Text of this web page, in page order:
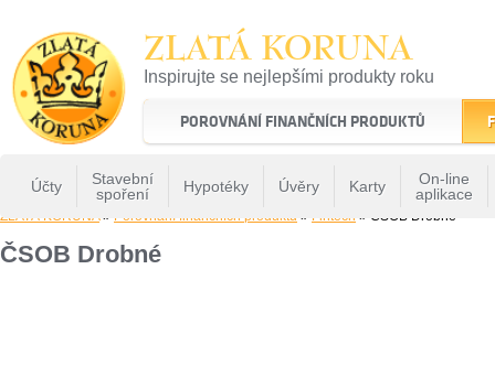
ZLATÁ KORUNA
Inspirujte se nejlepšími produkty roku
22 let tradice a kvality na finančním trhu
POROVNÁNÍ FINANČNÍCH PRODUKTŮ
Účty
Stavební
spoření
Hypotéky Úvěry Karty
On-line
aplikace
ZLATÁ KORUNA» Porovnání finančních produktů » Fintech » ČSOB Drobné
ČSOB Drobné